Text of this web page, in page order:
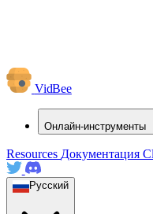
VidBee
Онлайн-инструменты
Resources Документация
Русский